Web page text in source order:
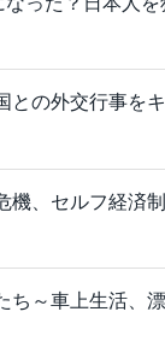
との外交行事を
機、セルフ経済
ち～車上生活、